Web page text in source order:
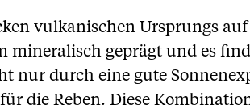
vulkanischen Ursprungs
mineralisch geprägt und es
nur durch eine gute
die Reben. Diese